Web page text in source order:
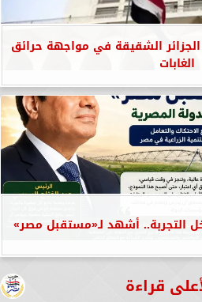
الشقيقة في مواجهة حرائق
الغابات
التجربة.. أشهد لـ«مستقبل مصر»
قراءة